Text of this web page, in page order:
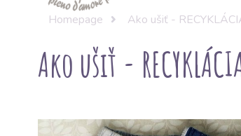
Homepage Ako ušiť -
Ako ušiť -